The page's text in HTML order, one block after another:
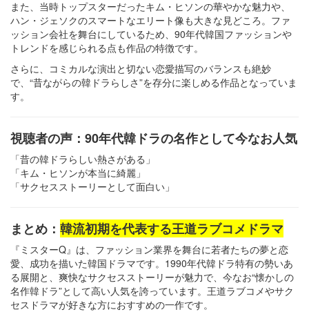
また、当時トップスターだったキム・ヒソンの華やかな魅力や、
ハン・ジェソクのスマートなエリート像も大きな見どころ。ファ
ッション会社を舞台にしているため、90年代韓国ファッションや
トレンドを感じられる点も作品の特徴です。
さらに、コミカルな演出と切ない恋愛描写のバランスも絶妙
で、“昔ながらの韓ドラらしさ”を存分に楽しめる作品となっていま
す。
視聴者の声：90年代韓ドラの名作として今なお人気
「昔の韓ドラらしい熱さがある」
「キム・ヒソンが本当に綺麗」
「サクセスストーリーとして面白い」
まとめ： 韓流初期を代表する王道ラブコメドラマ
『ミスターQ』は、ファッション業界を舞台に若者たちの夢と恋
愛、成功を描いた韓国ドラマです。1990年代韓ドラ特有の勢いあ
る展開と、爽快なサクセスストーリーが魅力で、今なお“懐かしの
名作韓ドラ”として高い人気を誇っています。王道ラブコメやサク
セスドラマが好きな方におすすめの一作です。